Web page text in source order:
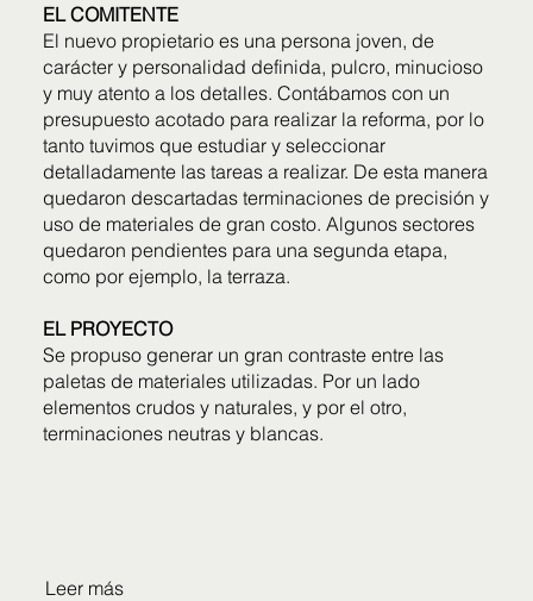
EL COMITENTE
El nuevo propietario es una persona joven, de
carácter y personalidad definida, pulcro, minucioso
y muy atento a los detalles. Contábamos con un
presupuesto acotado para realizar la reforma, por lo
tanto tuvimos que estudiar y seleccionar
detalladamente las tareas a realizar. De esta manera
quedaron descartadas terminaciones de precisión y
uso de materiales de gran costo. Algunos sectores
quedaron pendientes para una segunda etapa,
como por ejemplo, la terraza.
EL PROYECTO
Se propuso generar un gran contraste entre las
paletas de materiales utilizadas. Por un lado
elementos crudos y naturales, y por el otro,
terminaciones neutras y blancas.
Leer más